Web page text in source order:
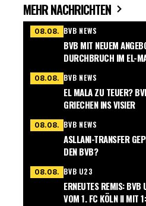
MEHR NACHRICHTEN
08.08. BVB NEWS
BVB MIT NEUEM
DURCHBRUCH IM EL-
08.08. BVB NEWS
EL MALA ZU TEUER?
GRIECHEN INS VISIER
08.08. BVB NEWS
ASLLANI-TRANSFER
DEN BVB?
08.08. BVB U23
ERNEUTES REMIS:
VOM 1. FC KÖLN II MIT